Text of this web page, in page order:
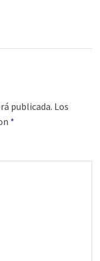
publicada. Los
*